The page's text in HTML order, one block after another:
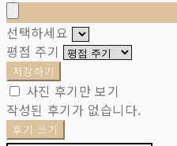
선택하세요
평점 주기
저장하기
사진 후기만 보기
작성된 후기가 없습니다.
후기 쓰기